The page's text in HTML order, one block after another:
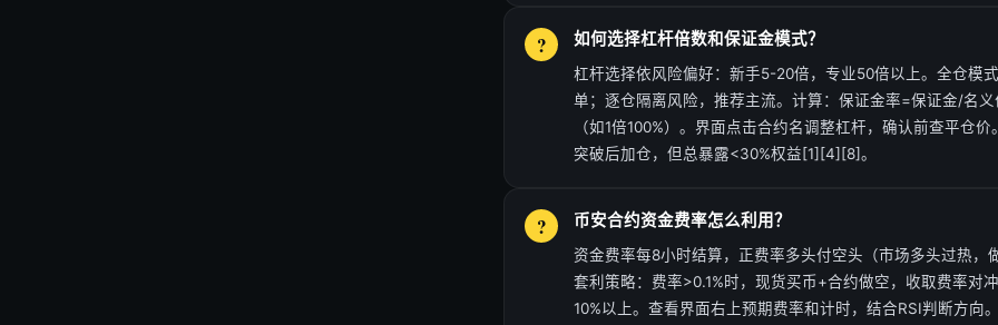
如何选择杠杆倍数和保证金模式？
杠杆选择依风险偏好：新手5-20倍，专业50倍以上。全仓模
单；逐仓隔离风险，推荐主流。计算：保证金率=保证金/名
（如1倍100%）。界面点击合约名调整杠杆，确认前查平仓
突破后加仓，但总暴露<30%权益[1][4][8]。
币安合约资金费率怎么利用？
资金费率每8小时结算，正费率多头付空头（市场多头过热，
套利策略：费率>0.1%时，现货买币+合约做空，收取费率对
10%以上。查看界面右上预期费率和计时，结合RSI判断方向